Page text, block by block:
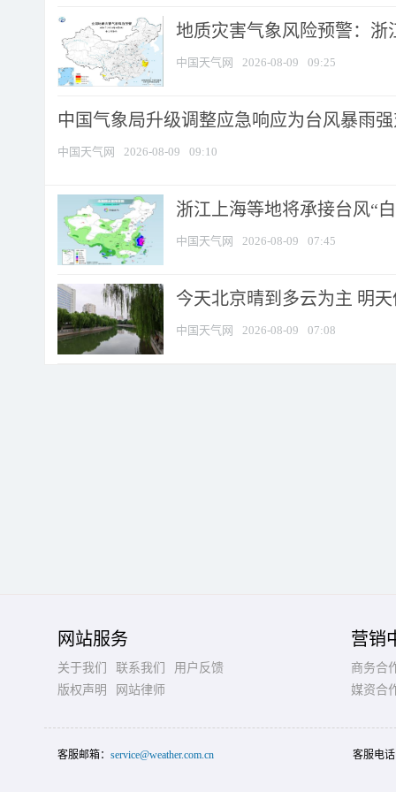
地质灾害气象风险预警：浙
中国天气网 2026-08-09 09:25
中国气象局升级调整应急响应为台风暴雨
中国天气网 2026-08-09 09:10
浙江上海等地将承接台风“
中国天气网 2026-08-09 07:45
今天北京晴到多云为主 明
中国天气网 2026-08-09 07:08
网站服务
关于我们 联系我们
用户反馈
版权声明
网站律师
营销
商务合
媒资合
客服邮箱： service@weather.com.cn 客服电